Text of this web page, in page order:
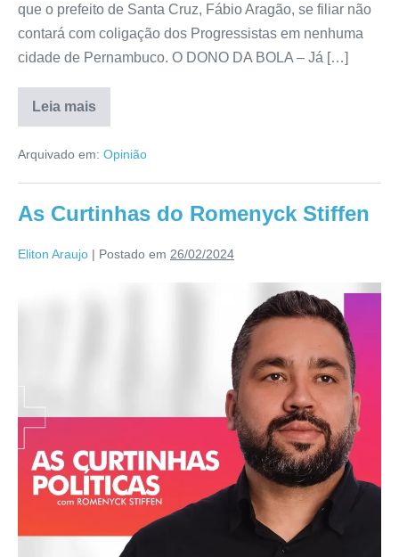
que o prefeito de Santa Cruz, Fábio Aragão, se filiar não
contará com coligação dos Progressistas em nenhuma
cidade de Pernambuco. O DONO DA BOLA – Já […]
Leia mais
Arquivado em: Opinião
As Curtinhas do Romenyck Stiffen
Eliton Araujo | Postado em 26/02/2024